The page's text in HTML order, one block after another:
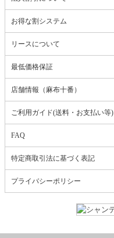
お得な割システム
リースについて
最低価格保証
店舗情報（麻布十番）
ご利用ガイド(送料・お支払い等)
FAQ
特定商取引法に基づく表記
プライバシーポリシー